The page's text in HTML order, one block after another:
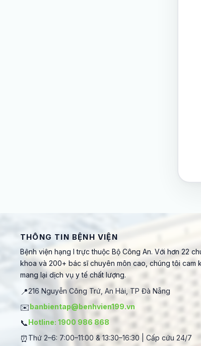
THÔNG TIN BỆNH VIỆN
Bệnh viện hạng I trực thuộc Bộ Công An. Với hơn 22
khoa và 200+ bác sĩ chuyên môn cao, chúng tôi cam
mang lại dịch vụ y tế chất lượng.
📍216 Nguyễn Công Trứ, An Hải, TP Đà Nẵng
✉️banbientap@benhvien199.vn
📞Hotline: 1900 986 868
⏰ Thứ 2–6: 7:00–11:00 & 13:30–16:30 | Cấp cứu 24/7